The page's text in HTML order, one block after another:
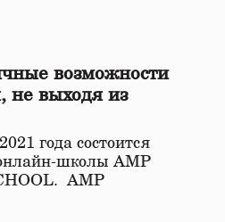
возможности
не выходя из
года состоится
школы АМР
АМР